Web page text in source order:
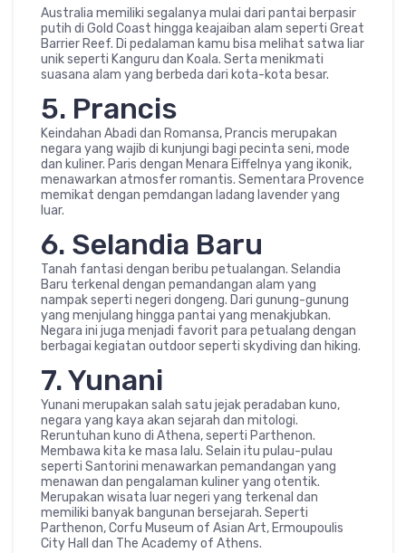
Australia memiliki segalanya mulai dari pantai berpasir
putih di Gold Coast hingga keajaiban alam seperti Great
Barrier Reef. Di pedalaman kamu bisa melihat satwa liar
unik seperti Kanguru dan Koala. Serta menikmati
suasana alam yang berbeda dari kota-kota besar.
5. Prancis
Keindahan Abadi dan Romansa, Prancis merupakan
negara yang wajib di kunjungi bagi pecinta seni, mode
dan kuliner. Paris dengan Menara Eiffelnya yang ikonik,
menawarkan atmosfer romantis. Sementara Provence
memikat dengan pemdangan ladang lavender yang
luar.
6. Selandia Baru
Tanah fantasi dengan beribu petualangan. Selandia
Baru terkenal dengan pemandangan alam yang
nampak seperti negeri dongeng. Dari gunung-gunung
yang menjulang hingga pantai yang menakjubkan.
Negara ini juga menjadi favorit para petualang dengan
berbagai kegiatan outdoor seperti skydiving dan hiking.
7. Yunani
Yunani merupakan salah satu jejak peradaban kuno,
negara yang kaya akan sejarah dan mitologi.
Reruntuhan kuno di Athena, seperti Parthenon.
Membawa kita ke masa lalu. Selain itu pulau-pulau
seperti Santorini menawarkan pemandangan yang
menawan dan pengalaman kuliner yang otentik.
Merupakan wisata luar negeri yang terkenal dan
memiliki banyak bangunan bersejarah. Seperti
Parthenon, Corfu Museum of Asian Art, Ermoupoulis
City Hall dan The Academy of Athens.